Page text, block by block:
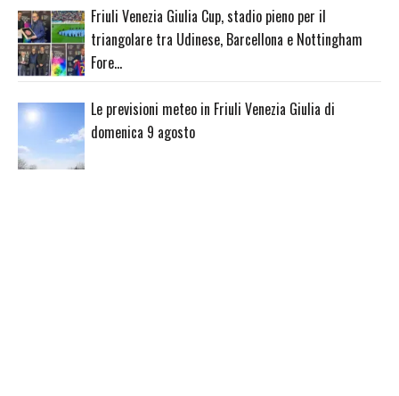
Friuli Venezia Giulia Cup, stadio pieno per il
triangolare tra Udinese, Barcellona e Nottingham
Fore…
Le previsioni meteo in Friuli Venezia Giulia di
domenica 9 agosto